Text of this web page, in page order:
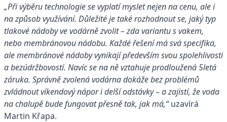
„Při výběru technologie se vyplatí myslet nejen na cenu, ale i
na způsob využívání. Důležité je také rozhodnout se, jaký typ
tlakové nádoby ve vodárně zvolit – zda variantu s vakem,
nebo membránovou nádobu. Každé řešení má svá specifika,
ale membránové nádoby vynikají především svou spolehlivostí
a bezúdržbovostí. Navíc se na ně vztahuje prodloužená 5letá
záruka. Správně zvolená vodárna dokáže bez problémů
zvládnout víkendový nápor i delší odstávky – a zajistí, že voda
na chalupě bude fungovat přesně tak, jak má,“uzavírá
Martin Křapa.